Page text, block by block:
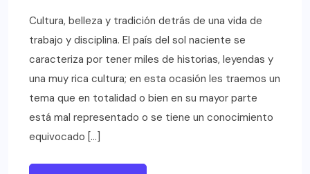
Cultura, belleza y tradición detrás de una vida de
trabajo y disciplina. El país del sol naciente se
caracteriza por tener miles de historias, leyendas y
una muy rica cultura; en esta ocasión les traemos un
tema que en totalidad o bien en su mayor parte
está mal representado o se tiene un conocimiento
equivocado […]